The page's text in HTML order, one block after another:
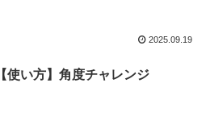
2025.09.19
【使い方】角度チャレンジ